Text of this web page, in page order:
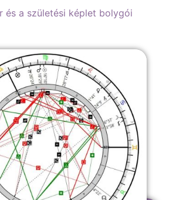
és a születési képlet bolygói